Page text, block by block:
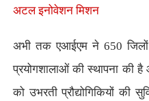
अटल इनोवेशन मिशन
अभी तक एआईएम ने 650
प्रयोगशालाओं की स्थापना की
को उभरती प्रौद्योगिकियों